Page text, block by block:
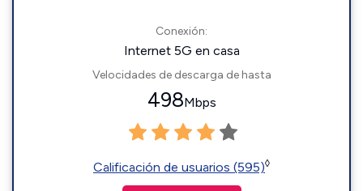
Conexión:
Internet 5G en casa
Velocidades de descarga de hasta
498Mbps
Calificación de usuarios (595)◊